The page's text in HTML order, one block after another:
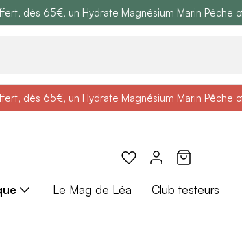
: Profitez de-25% + Livraison offertedès 30€
BRADERIE :-40% sur une sélection de
dès 65€, un Hydrate Magnésium Marin
: Profitez de-25% + Livraison offertedès 30€
Braderie :-40% sur une sélection de
dès 65€, un Hydrate Magnésium Marin
Le Mag de Léa
Club testeurs